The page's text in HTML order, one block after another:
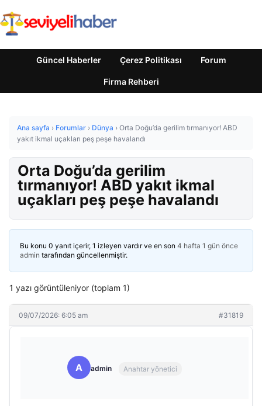
Güncel Haberler Çerez Politikası Forum
Firma Rehberi
Ana sayfa › Forumlar › Dünya › Orta Doğu’da gerilim tırmanıyor! ABD
yakıt ikmal uçakları peş peşe havalandı
Orta Doğu’da gerilim
tırmanıyor! ABD yakıt ikmal
uçakları peş peşe havalandı
Bu konu 0 yanıt içerir, 1 izleyen vardır ve en son 4 hafta 1 gün önce
admin tarafından güncellenmiştir.
1 yazı görüntüleniyor (toplam 1)
09/07/2026: 6:05 am #31819
A admin Anahtar yönetici